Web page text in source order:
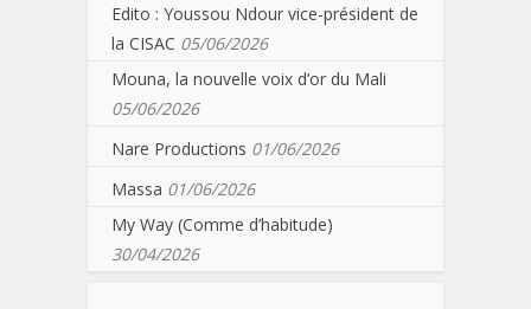
Edito : Youssou Ndour vice-président de
la CISAC 05/06/2026
Mouna, la nouvelle voix d’or du Mali
05/06/2026
Nare Productions 01/06/2026
Massa 01/06/2026
My Way (Comme d’habitude)
30/04/2026